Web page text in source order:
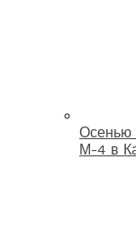
Осенью
М-4 в